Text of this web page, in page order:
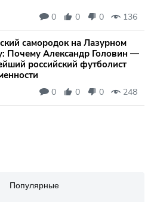
Популярные
0 0 0 136
самородок на Лазурном
Почему Александр Головин —
российский футболист
0 0 0 248